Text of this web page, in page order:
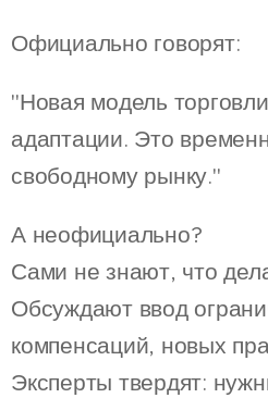
Официально говорят:
"Новая модель
адаптации. Это
свободному рынку."
А неофициально?
Сами не знают, что
Обсуждают ввод
компенсаций, новых
Эксперты твердят: